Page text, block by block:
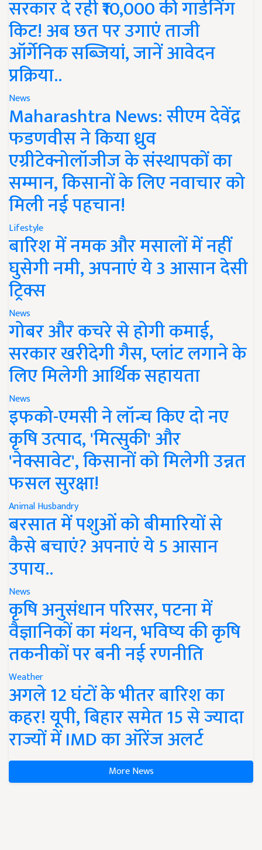
सरकार दे रही ₹10,000 की गार्डनिंग
किट! अब छत पर उगाएं ताजी
ऑर्गेनिक सब्जियां, जानें आवेदन
प्रक्रिया..
News
Maharashtra News: सीएम देवेंद्र
फडणवीस ने किया ध्रुव
एग्रीटेक्नोलॉजीज के संस्थापकों का
सम्मान, किसानों के लिए नवाचार को
मिली नई पहचान!
Lifestyle
बारिश में नमक और मसालों में नहीं
घुसेगी नमी, अपनाएं ये 3 आसान देसी
ट्रिक्स
News
गोबर और कचरे से होगी कमाई,
सरकार खरीदेगी गैस, प्लांट लगाने के
लिए मिलेगी आर्थिक सहायता
News
इफको-एमसी ने लॉन्च किए दो नए
कृषि उत्पाद, 'मित्सुकी' और
'नेक्सावेट', किसानों को मिलेगी उन्नत
फसल सुरक्षा!
Animal Husbandry
बरसात में पशुओं को बीमारियों से
कैसे बचाएं? अपनाएं ये 5 आसान
उपाय..
News
कृषि अनुसंधान परिसर, पटना में
वैज्ञानिकों का मंथन, भविष्य की कृषि
तकनीकों पर बनी नई रणनीति
Weather
अगले 12 घंटों के भीतर बारिश का
कहर! यूपी, बिहार समेत 15 से ज्यादा
राज्यों में IMD का ऑरेंज अलर्ट
More News